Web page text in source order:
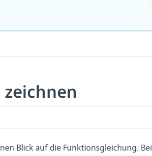
Blick auf die Funktionsgleichung. Bei